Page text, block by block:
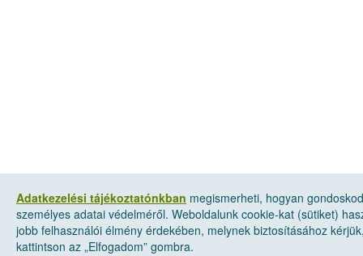
Adatkezelési tájékoztatónkban megismerheti, hogyan
személyes adatai védelméről. Weboldalunk cookie-kat (sütiket)
jobb felhasználói élmény érdekében, melynek biztosításához
kattintson az „Elfogadom” gombra.